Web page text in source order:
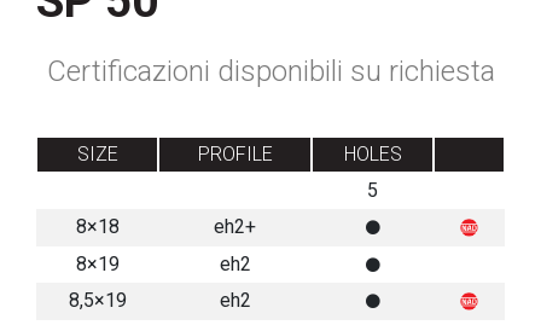
Certificazioni disponibili su richiesta
SIZE PROFILE
HOLES
5
8×18
eh2+
8×19
eh2
8,5×19
eh2